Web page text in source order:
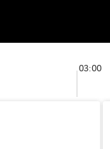
03:00